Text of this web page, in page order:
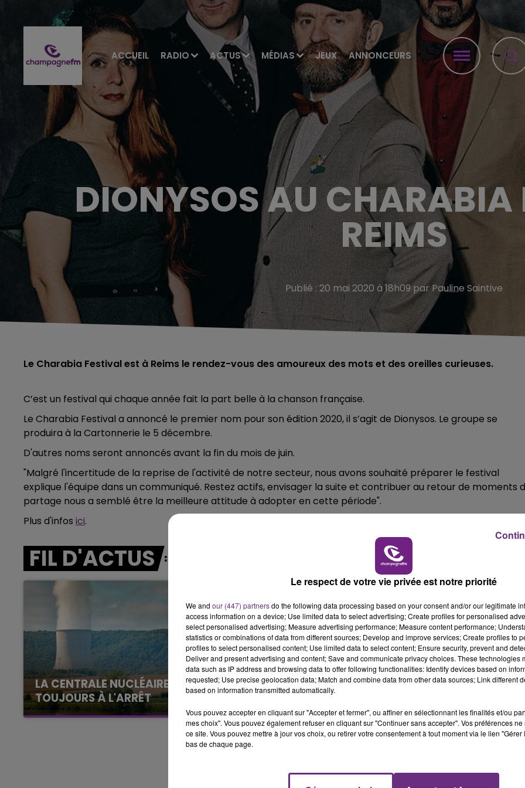
ACCUEIL RADIO ACTUS MÉDIAS JEUX ANNONCEURS
BEST OF LE WEEK-END CHAMPAGNE FM
DIONYSOS AU CHARABIA
REIMS
Publié : 20 mai 2020 à 18h09 par Pauline Saintive
Le Charabia Festival est à Reims le rendez-vous des amoureux des mots et des oreilles curieuses.
C’est un festival qui chaque année fait la part belle à la chanson française.
Le Charabia Festival a annoncé le premier nom pour son édition 2020, il s’agit de Dionysos. Le groupe se
produira à la Cartonnerie le 5 décembre.
D'autres noms seront annoncés avant la fin du mois de juin.
"Malgré l'incertitude de la reprise de l'activité de notre secteur, nous avons souhaité préparer le festival
explique l'équipe dans un communiqué. Restez actifs, envisager la suite et contribuer au retour de moments
partage nous a semblé être la meilleure attitude à adopter en cette période".
Plus d'infos ici.
FIL D'ACTUS
LA CENTRALE NUCLÉAIRE DE CHOOZ
TOUJOURS À L'ARRÊT
Cela fait déjà une semaine que la centrale
nucléaire ardennaise est à l'arrêt. Une situation
justifiée par la sécheresse intense qui est
LE MAGASIN JOUÉCLUB DE REIMS FERME
SES PORTES
C'était l'une des institutions du centre-ville
rémois. Le magasin JouéClub est contraint de
fermer ses portes.
Le respect de votre vie privée est notre priorité
We and our (447) partnersdo the following data processing based on your consent and/or our legitimate
access information on a device; Use limited data to select advertising; Create profiles for personalised
select personalised advertising; Measure advertising performance; Measure content performance;
statistics or combinations of data from different sources; Develop and improve services; Create profiles to
profiles to select personalised content; Use limited data to select content; Ensure security, prevent and
Deliver and present advertising and content; Save and communicate privacy choices. These technologies
data such as IP address and browsing data to offer following functionalities: Identify devices based on
requested; Use precise geolocation data; Match and combine data from other data sources; Link different
based on information transmitted automatically.
Vous pouvez accepter en cliquant sur "Accepter et fermer", ou affiner en sélectionnant les finalités et/ou
mes choix". Vous pouvez également refuser en cliquant sur "Continuer sans accepter". Vos préférences
ce site. Vous pouvez mettre à jour vos choix, ou retirer votre consentement à tout moment via le lien
bas de chaque page.